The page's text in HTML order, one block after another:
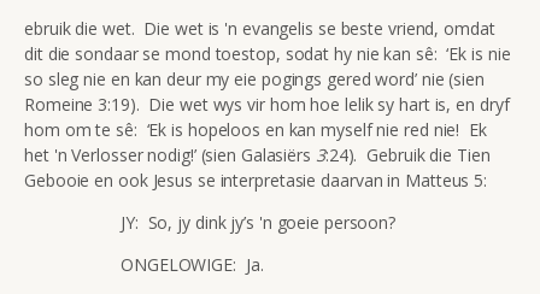
ebruik die wet. Die wet is 'n evangelis se beste vriend, omdat
dit die sondaar se mond toestop, sodat hy nie kan sê: ‘Ek is nie
so sleg nie en kan deur my eie pogings gered word’ nie (sien
Romeine 3:19). Die wet wys vir hom hoe lelik sy hart is, en dryf
hom om te sê: ‘Ek is hopeloos en kan myself nie red nie! Ek
het 'n Verlosser nodig!’ (sien Galasiërs 3:24). Gebruik die Tien
Gebooie en ook Jesus se interpretasie daarvan in Matteus 5:
JY: So, jy dink jy’s 'n goeie persoon?
ONGELOWIGE: Ja.